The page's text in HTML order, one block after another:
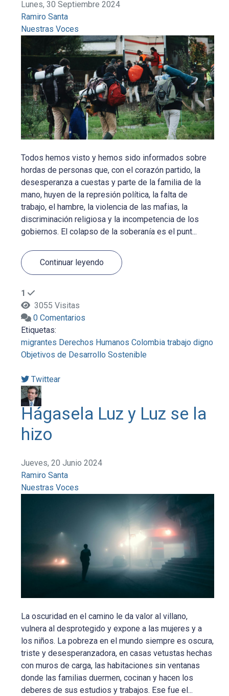
Lunes, 30 Septiembre 2024
Ramiro Santa
Nuestras Voces
Todos hemos visto y hemos sido informados sobre
hordas de personas que, con el corazón partido, la
desesperanza a cuestas y parte de la familia de la
mano, huyen de la represión política, la falta de
trabajo, el hambre, la violencia de las mafias, la
discriminación religiosa y la incompetencia de los
gobiernos. El colapso de la soberanía es el punt...
Continuar leyendo
1
3055 Visitas
0 Comentarios
Etiquetas:
migrantes Derechos Humanos Colombia trabajo digno
Objetivos de Desarrollo Sostenible
Twittear
Hágasela Luz y Luz se la
hizo
Jueves, 20 Junio 2024
Ramiro Santa
Nuestras Voces
La oscuridad en el camino le da valor al villano,
vulnera al desprotegido y expone a las mujeres y a
los niños. La pobreza en el mundo siempre es oscura,
triste y desesperanzadora, en casas vetustas hechas
con muros de carga, las habitaciones sin ventanas
donde las familias duermen, cocinan y hacen los
deberes de sus estudios y trabajos. Ese fue el...